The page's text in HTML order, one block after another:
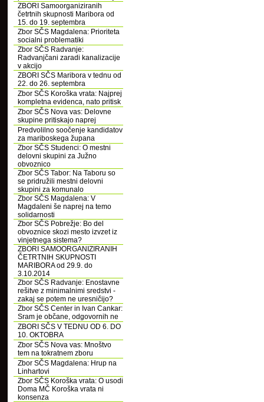
ZBORI Samoorganiziranih
četrtnih skupnosti Maribora od
15. do 19. septembra
Zbor SČS Magdalena: Prioriteta
socialni problematiki
Zbor SČS Radvanje:
Radvanjčani zaradi kanalizacije
v akcijo
ZBORI SČS Maribora v tednu od
22. do 26. septembra
Zbor SČS Koroška vrata: Najprej
kompletna evidenca, nato pritisk
Zbor SČS Nova vas: Delovne
skupine pritiskajo naprej
Predvolilno soočenje kandidatov
za mariboskega župana
Zbor SČS Studenci: O mestni
delovni skupini za Južno
obvoznico
Zbor SČS Tabor: Na Taboru so
se pridružili mestni delovni
skupini za komunalo
Zbor SČS Magdalena: V
Magdaleni še naprej na temo
solidarnosti
Zbor SČS Pobrežje: Bo del
obvoznice skozi mesto izvzet iz
vinjetnega sistema?
ZBORI SAMOORGANIZIRANIH
ČETRTNIH SKUPNOSTI
MARIBORA od 29.9. do
3.10.2014
Zbor SČS Radvanje: Enostavne
rešitve z minimalnimi sredstvi -
zakaj se potem ne uresničijo?
Zbor SČS Center in Ivan Cankar:
Sram je občane, odgovornih ne
ZBORI SČS V TEDNU OD 6. DO
10. OKTOBRA
Zbor SČS Nova vas: Mnoštvo
tem na tokratnem zboru
Zbor SČS Magdalena: Hrup na
Linhartovi
Zbor SČS Koroška vrata: O usodi
Doma MČ Koroška vrata ni
konsenza